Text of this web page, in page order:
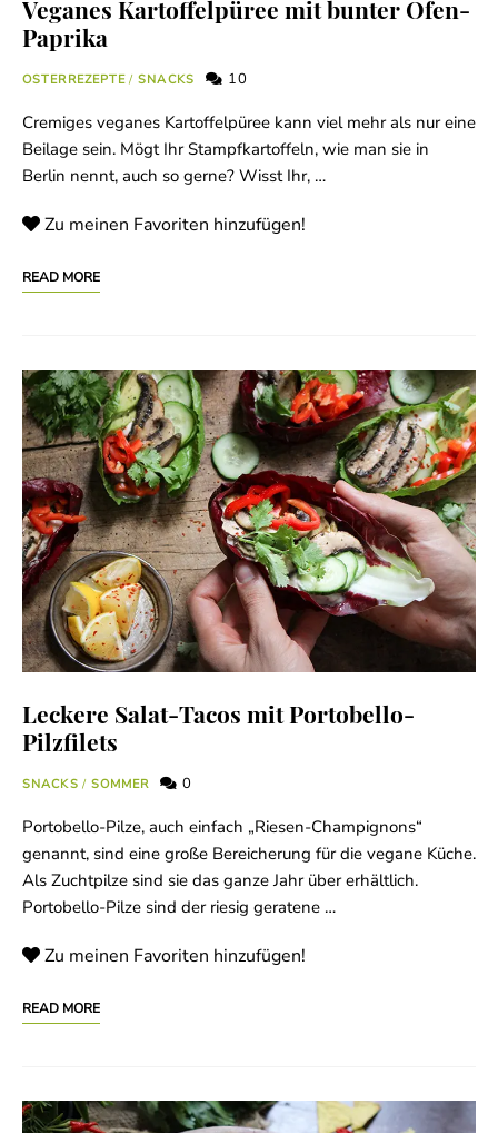
Veganes Kartoffelpüree mit bunter Ofen-
Paprika
OSTERREZEPTE / SNACKS 10
Cremiges veganes Kartoffelpüree kann viel mehr als nur eine
Beilage sein. Mögt Ihr Stampfkartoffeln, wie man sie in
Berlin nennt, auch so gerne? Wisst Ihr, …
Zu meinen Favoriten hinzufügen!
READ MORE
Leckere Salat-Tacos mit Portobello-
Pilzfilets
SNACKS / SOMMER 0
Portobello-Pilze, auch einfach „Riesen-Champignons“
genannt, sind eine große Bereicherung für die vegane Küche.
Als Zuchtpilze sind sie das ganze Jahr über erhältlich.
Portobello-Pilze sind der riesig geratene …
Zu meinen Favoriten hinzufügen!
READ MORE